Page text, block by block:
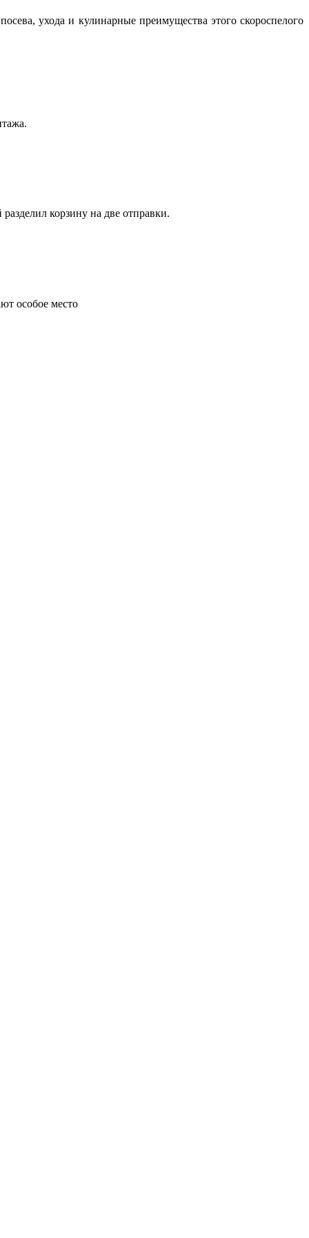
ухода и кулинарные преимущества этого скороспелого
корзину на две отправки.
особое место